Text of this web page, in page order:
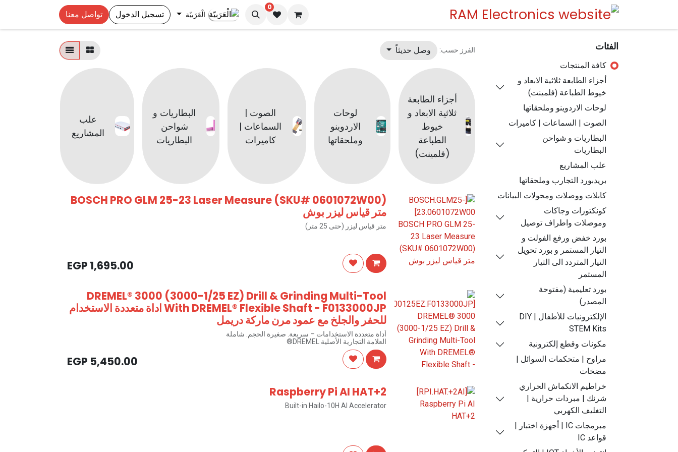
المدونة
0
الْعَرَبيّة تسجيل الدخول تواصل معنا
الفئات
كافة المنتجات
أجزاء الطابعة ثلاثية الابعاد و
خيوط الطباعة (فلمينت)
لوحات الاردوينو وملحقاتها
الصوت | السماعات | كاميرات
البطاريات و شواحن
البطاريات
علب المشاريع
بريدبورد التجارب وملحقاتها
كابلات ووصلات ومحولات البيانات
كونكتورات وجاكات
وموصلات واطراف توصيل
بورد خفض ورفع الفولت و
التيار المستمر و بورد تحويل
التيار المتردد الى التيار
المستمر
بورد تعليمية (مفتوحة
المصدر)
الإلكترونيات للأطفال | DIY
STEM Kits
مكونات وقطع إلكترونية
مراوح | متحكمات السوائل |
مضخات
خراطيم الانكماش الحراري
شرنك | مبردات حرارية |
التغليف الكهربي
مبرمجات IC | أجهزة اختبار |
قواعد IC
الفرز حسب: وصل حديثاً
أجزاء الطابعة
ثلاثية الابعاد و
خيوط
الطباعة
(فلمينت)
لوحات
الاردوينو
وملحقاتها
الصوت |
السماعات |
كاميرات
البطاريات و
شواحن
البطاريات
علب
المشاريع
BOSCH PRO GLM 25-23 Laser Measure (SKU# 0601072W00)
متر قياس ليزر بوش
متر قياس ليزر (حتى 25 متر)
1,695.00
DREMEL® 3000 (3000-1/25 EZ) Drill & Grinding Multi-Tool
With DREMEL® Flexible Shaft - F0133000JP اداة متعددة الاستخدام
للحفر والجلخ مع عمود مرن ماركة دريمل
أداة متعددة الاستخدامات – سريعة. صغيرة الحجم. شاملة
العلامة التجارية الأصلية DREMEL®
5,450.00
Raspberry Pi AI HAT+2
Built-in Hailo-10H AI Accelerator